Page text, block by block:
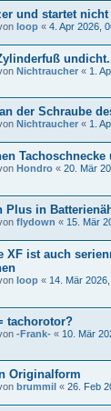
und startet
loop « 4. Apr 2026,
Nichtraucher « 1.
der Schraube
Nichtraucher « 1.
Tachoschnecke
Hondro « 20. Mär
Plus in
flydown « 15. Mär
XF ist auch
loop « 14. Mär
tachorotor?
-Frank- « 10. Mär
Originalform
brummil « 26. Feb